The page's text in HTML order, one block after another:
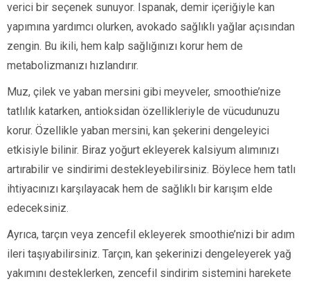
verici bir seçenek sunuyor. Ispanak, demir içeriğiyle kan
yapımına yardımcı olurken, avokado sağlıklı yağlar açısından
zengin. Bu ikili, hem kalp sağlığınızı korur hem de
metabolizmanızı hızlandırır.
Muz, çilek ve yaban mersini gibi meyveler, smoothie’nize
tatlılık katarken, antioksidan özellikleriyle de vücudunuzu
korur. Özellikle yaban mersini, kan şekerini dengeleyici
etkisiyle bilinir. Biraz yoğurt ekleyerek kalsiyum alımınızı
artırabilir ve sindirimi destekleyebilirsiniz. Böylece hem tatlı
ihtiyacınızı karşılayacak hem de sağlıklı bir karışım elde
edeceksiniz.
Ayrıca, tarçın veya zencefil ekleyerek smoothie’nizi bir adım
ileri taşıyabilirsiniz. Tarçın, kan şekerinizi dengeleyerek yağ
yakımını desteklerken, zencefil sindirim sistemini harekete